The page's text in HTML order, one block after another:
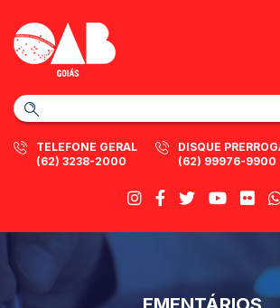
TELEFONE GERAL
(62) 3238-2000
DISQUE
(62) 99976-9900